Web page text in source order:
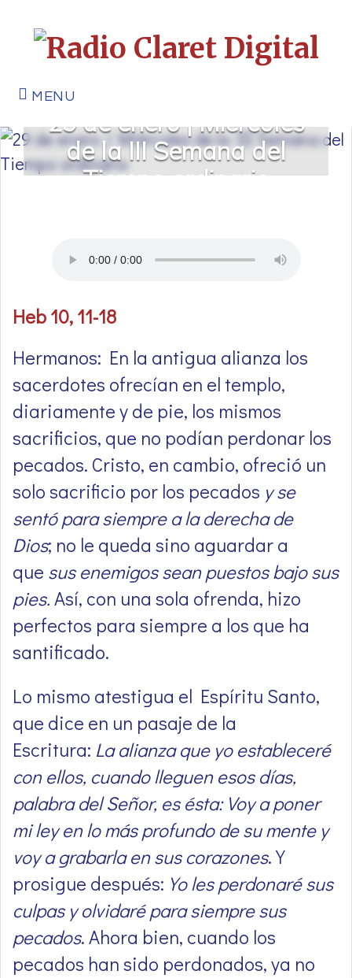
MENU
29 de enero | Miércoles
de la III Semana del
Tiempo ordinario
Heb 10, 11-18
Hermanos: En la antigua alianza los
sacerdotes ofrecían en el templo,
diariamente y de pie, los mismos
sacrificios, que no podían perdonar los
pecados. Cristo, en cambio, ofreció un
solo sacrificio por los pecados y se
sentó para siempre a la derecha de
Dios; no le queda sino aguardar a
que sus enemigos sean puestos bajo sus
pies.Así, con una sola ofrenda, hizo
perfectos para siempre a los que ha
santificado.
Lo mismo atestigua el Espíritu Santo,
que dice en un pasaje de la
Escritura: La alianza que yo estableceré
con ellos, cuando lleguen esos días,
palabra del Señor, es ésta: Voy a poner
mi ley en lo más profundo de su mente y
voy a grabarla en sus corazones. Y
prosigue después: Yo les perdonaré sus
culpas y olvidaré para siempre sus
pecados. Ahora bien, cuando los
pecados han sido perdonados, ya no